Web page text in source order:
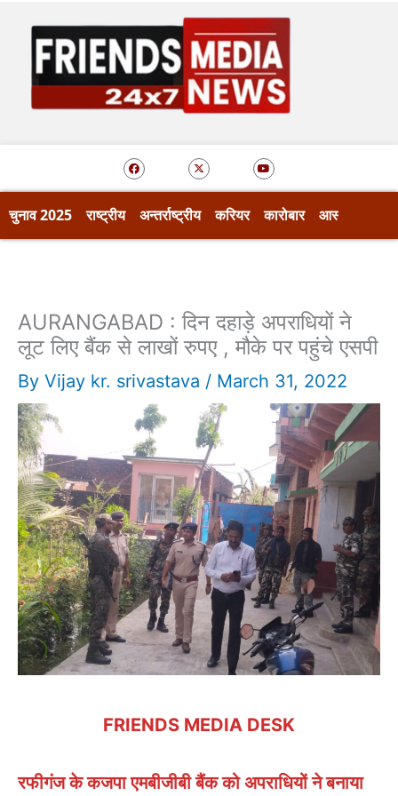
content
F
a
c
e
X
-
t
w
t
t
r
Y
o
u
t
b
e
चुनाव 2025 राष्ट्रीय अन्तर्राष्ट्रीय करियर कारोबार आस्था
AURANGABAD : दिन दहाड़े अपराधियों ने
लूट लिए बैंक से लाखों रुपए , मौके पर पहुंचे एसपी
By Vijay kr. srivastava / March 31, 2022
FRIENDS MEDIA DESK
रफीगंज के कजपा एमबीजीबी बैंक को अपराधियों ने बनाया